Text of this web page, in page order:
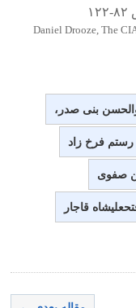
Daniel Drooze, The
بنی صدر،
رستم فرخ زاد
صفوی
قاجار